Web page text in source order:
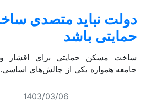
دولت نباید متصدی
حمایتی باشد
ساخت مسکن حمایتی برای اقشار و
جامعه همواره یکی از چالش‌‌‌های
1403/03/06